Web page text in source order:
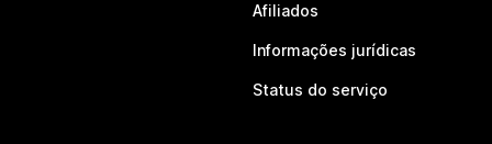
Afiliados
Informações jurídicas
Status do serviço